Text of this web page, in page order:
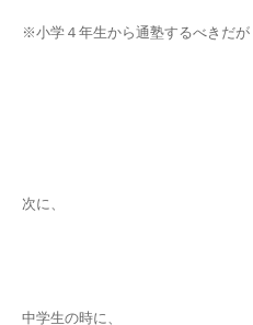
※小学４年生から通塾するべきだが
次に、
中学生の時に、